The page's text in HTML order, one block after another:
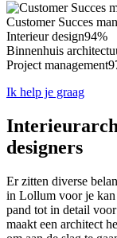
Customer Succes
Interieur design94%
Binnenhuis
Project management
Ik help je graag
designers
Er zitten diverse
in Lollum voor je
pand tot in detail
maakt een architect